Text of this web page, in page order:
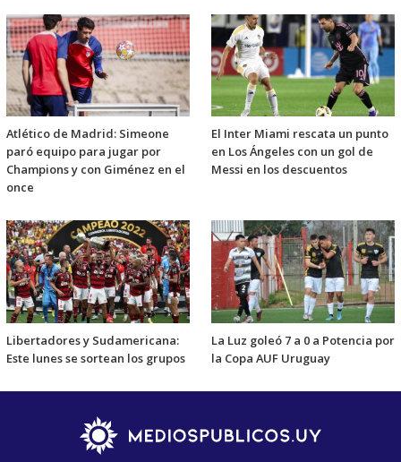
Atlético de Madrid: Simeone
paró equipo para jugar por
Champions y con Giménez en el
once
El Inter Miami rescata un punto
en Los Ángeles con un gol de
Messi en los descuentos
Libertadores y Sudamericana:
Este lunes se sortean los grupos
La Luz goleó 7 a 0 a Potencia por
la Copa AUF Uruguay